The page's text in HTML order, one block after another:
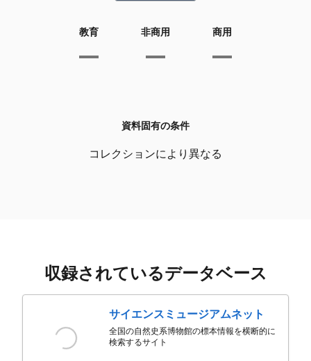
教育 非商用 商用
資料固有の条件
コレクションにより異なる
収録されているデータベース
サイエンスミュージアムネット
全国の自然史系博物館の標本情報を横断的に
検索するサイト